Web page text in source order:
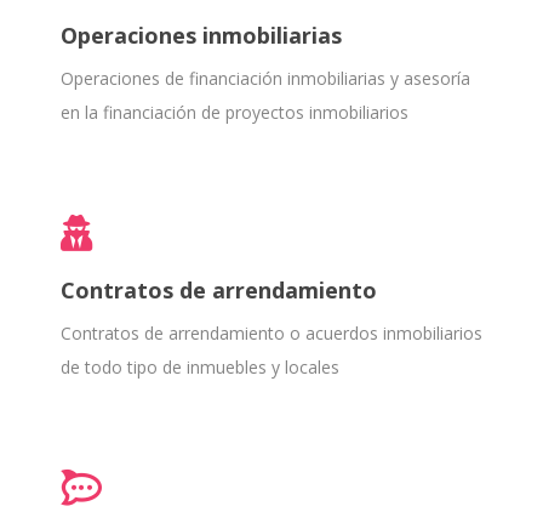
Operaciones inmobiliarias
Operaciones de financiación inmobiliarias y asesoría
en la financiación de proyectos inmobiliarios
Contratos de arrendamiento
Contratos de arrendamiento o acuerdos inmobiliarios
de todo tipo de inmuebles y locales